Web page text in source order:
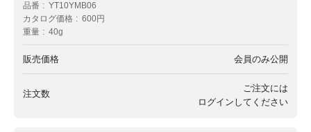
品番
YT10YMB06
カタログ価格
600円
重量
40g
販売価格 会員のみ公開
注文数
ご注文には
ログイン してください